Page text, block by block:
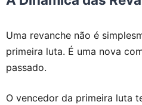
Uma revanche não é
primeira luta. É uma nova
passado.
O vencedor da primeira luta